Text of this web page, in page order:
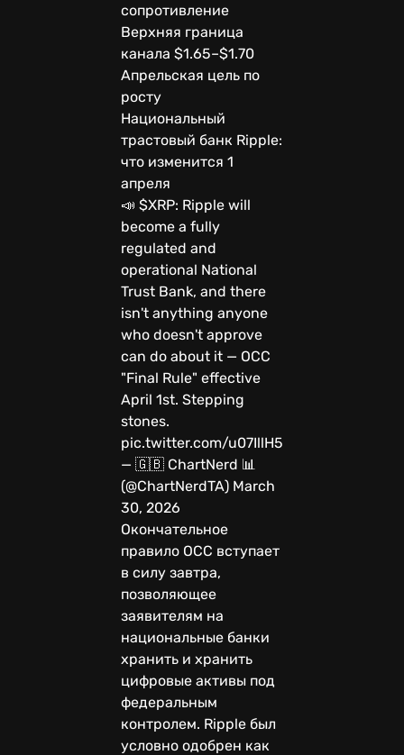
сопротивление
Верхняя граница
канала $1.65–$1.70
Апрельская цель по
росту
Национальный
трастовый банк Ripple:
что изменится 1
апреля
📣 $XRP: Ripple will
become a fully
regulated and
operational National
Trust Bank, and there
isn't anything anyone
who doesn't approve
can do about it — OCC
"Final Rule" effective
April 1st. Stepping
stones.
pic.twitter.com/u07IllH5Yl
— 🇬🇧 ChartNerd 📊
(@ChartNerdTA) March
30, 2026
Окончательное
правило OCC вступает
в силу завтра,
позволяющее
заявителям на
национальные банки
хранить и хранить
цифровые активы под
федеральным
контролем. Ripple был
условно одобрен как